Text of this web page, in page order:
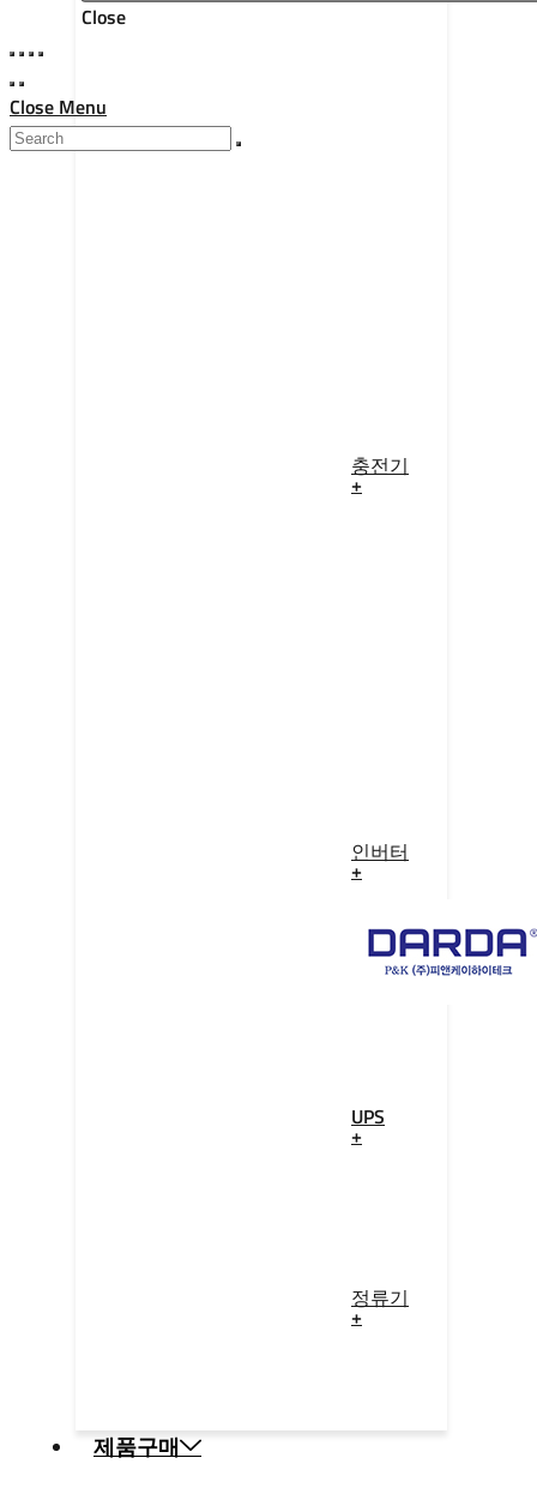
충전기
+
인버터
+
UPS
+
정류기
+
제품구매
Close
Close Menu